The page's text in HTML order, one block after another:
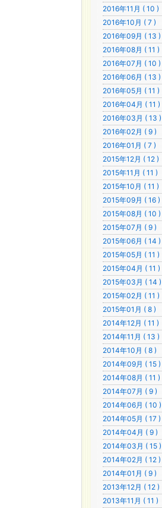
2016年11月 ( 10 )
2016年10月 ( 7 )
2016年09月 ( 13 )
2016年08月 ( 11 )
2016年07月 ( 10 )
2016年06月 ( 13 )
2016年05月 ( 11 )
2016年04月 ( 11 )
2016年03月 ( 13 )
2016年02月 ( 9 )
2016年01月 ( 7 )
2015年12月 ( 12 )
2015年11月 ( 11 )
2015年10月 ( 11 )
2015年09月 ( 16 )
2015年08月 ( 10 )
2015年07月 ( 9 )
2015年06月 ( 14 )
2015年05月 ( 11 )
2015年04月 ( 11 )
2015年03月 ( 14 )
2015年02月 ( 11 )
2015年01月 ( 8 )
2014年12月 ( 11 )
2014年11月 ( 13 )
2014年10月 ( 8 )
2014年09月 ( 15 )
2014年08月 ( 11 )
2014年07月 ( 9 )
2014年06月 ( 10 )
2014年05月 ( 17 )
2014年04月 ( 9 )
2014年03月 ( 15 )
2014年02月 ( 12 )
2014年01月 ( 9 )
2013年12月 ( 12 )
2013年11月 ( 11 )